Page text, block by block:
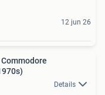
12 jun 26
Details